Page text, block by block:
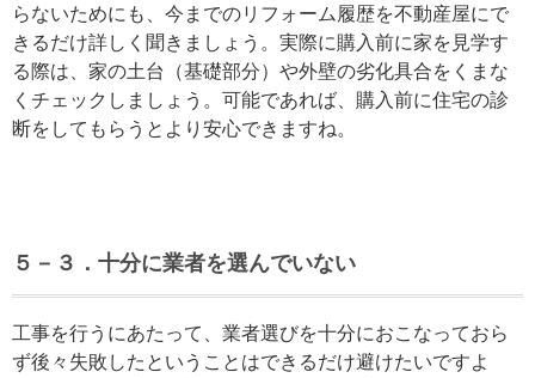
らないためにも、今までのリフォーム履歴を不動産屋にで
きるだけ詳しく聞きましょう。実際に購入前に家を見学す
る際は、家の土台（基礎部分）や外壁の劣化具合をくまな
くチェックしましょう。可能であれば、購入前に住宅の診
断をしてもらうとより安心できますね。
５－３．十分に業者を選んでいない
工事を行うにあたって、業者選びを十分におこなっておら
ず後々失敗したということはできるだけ避けたいですよ